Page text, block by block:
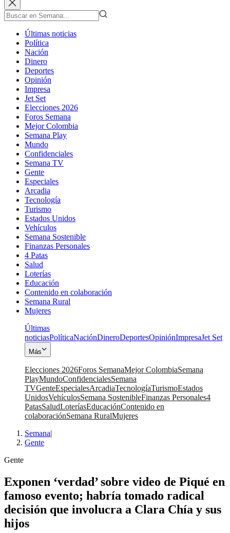
Últimas noticias
Política
Nación
Dinero
Deportes
Opinión
Impresa
Jet Set
Elecciones 2026
Foros Semana
Mejor Colombia
Semana Play
Mundo
Confidenciales
Semana TV
Gente
Especiales
Arcadia
Tecnología
Turismo
Estados Unidos
Vehículos
Semana Sostenible
Finanzas Personales
4 Patas
Salud
Loterías
Educación
Contenido en colaboración
Semana Rural
Mujeres
Últimas
noticiasPolíticaNaciónDineroDeportesOpiniónImpresaJet Set
Más
Elecciones 2026Foros SemanaMejor ColombiaSemana
PlayMundoConfidencialesSemana
TVGenteEspecialesArcadiaTecnologíaTurismoEstados
UnidosVehículosSemana SostenibleFinanzas Personales4
PatasSaludLoteríasEducaciónContenido en
colaboraciónSemana RuralMujeres
Semana|
Gente
Gente
Exponen ‘verdad’ sobre video de Piqué en
famoso evento; habría tomado radical
decisión que involucra a Clara Chía y sus
hijos